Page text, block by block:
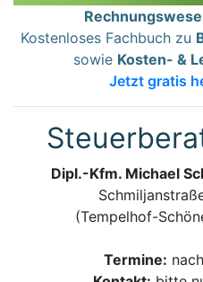
Kostenloses Fachbuch zu
sowie Kosten- &
Jetzt gratis
Dipl.-Kfm. Michael
(Tempelhof-
Termine: